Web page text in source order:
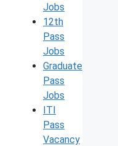
Jobs
12th
Pass
Jobs
Graduate
Pass
Jobs
ITI
Pass
Vacancy